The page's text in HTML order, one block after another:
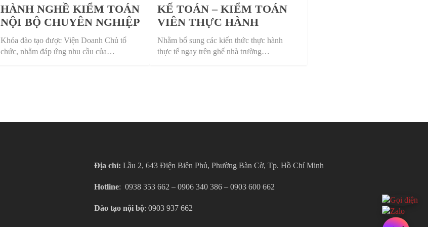
HÀNH NGHỀ KIỂM TOÁN
NỘI BỘ CHUYÊN NGHIỆP
Khóa đào tạo được Viện Doanh Chủ tổ
chức, nhằm đáp ứng nhu cầu của…
KẾ TOÁN – KIỂM TOÁN
VIÊN THỰC HÀNH
Nhằm bổ sung các kiến thức thực hành
thực tế ngay trên ghế nhà trường…
Địa chỉ: Lầu 2, 643 Điện Biên Phủ, Phường Bàn Cờ, Tp. Hồ Chí Minh
Hotline: ‎ 0938 353 662 – 0906 340 386 – 0903 600 662
Đào tạo nội bộ: 0903 937 662